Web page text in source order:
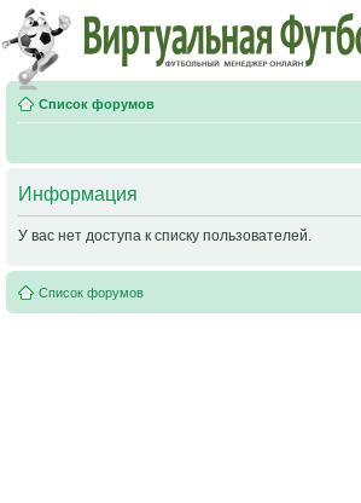
Список форумов
Информация
У вас нет доступа к списку пользователей.
Список форумов